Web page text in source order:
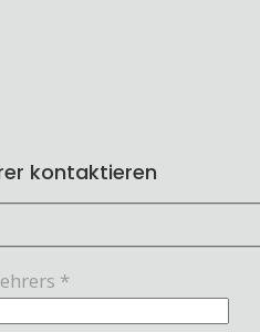
kontaktieren
*